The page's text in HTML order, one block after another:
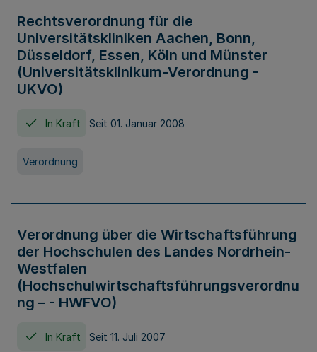
Rechtsverordnung für die
Universitätskliniken Aachen, Bonn,
Düsseldorf, Essen, Köln und Münster
(Universitätsklinikum-Verordnung -
UKVO)
In Kraft Seit 01. Januar 2008
Verordnung
Verordnung über die Wirtschaftsführung
der Hochschulen des Landes Nordrhein-
Westfalen
(Hochschulwirtschaftsführungsverordnu
ng – - HWFVO)
In Kraft Seit 11. Juli 2007